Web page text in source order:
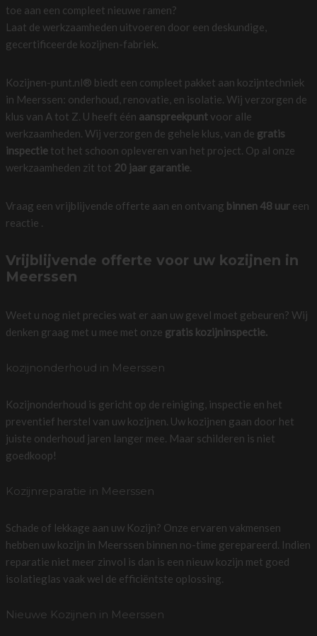
toe aan een compleet nieuwe ramen?
Laat de werkzaamheden uitvoeren door een deskundige,
gecertificeerde kozijnen-fabriek.
Kozijnen-punt.nl® biedt een compleet pakket aan kozijntechniek
in Meerssen: onderhoud, renovatie, en isolatie. Wij verzorgen de
klus van A tot Z. U heeft één aanspreekpuntvoor alle
werkzaamheden. Wij verzorgen de gehele klus, van de gratis
inspectietot het schoon opleveren van het project. Op al onze
werkzaamheden zit tot 20 jaar garantie.
Vraag een vrijblijvende offerte aan en ontvang binnen 48 uureen
reactie .
Vrijblijvende offerte voor uw kozijnen in
Meerssen
Weet u nog niet precies wat er aan uw gevel moet gebeuren? Wij
denken graag met u mee met onze gratis kozijninspectie.
kozijnonderhoud in Meerssen
Kozijnonderhoud is gericht op de reiniging, inspectie en het
preventief herstel van uw kozijnen. Uw kozijnen gaan door het
juiste onderhoud jaren langer mee. Maar schilderen is niet
goedkoop!
Kozijnreparatie in Meerssen
Schade of lekkage aan uw Kozijn? Onze ervaren vakmensen
hebben uw kozijn in Meerssen binnen no-time gerepareerd. Indien
reparatie niet meer zinvol is dan is een nieuw kozijn met goed
isolatieglas vaak wel de efficiëntste oplossing.
Nieuwe Kozijnen in Meerssen